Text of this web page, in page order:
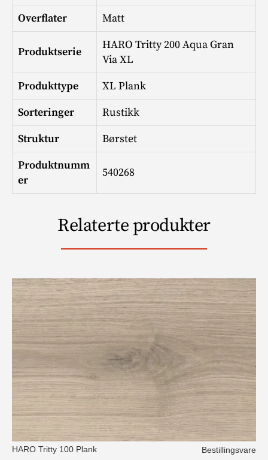
Overflater
Matt
Produktserie
HARO Tritty 200 Aqua Gran
Via XL
Produkttype
XL Plank
Sorteringer
Rustikk
Struktur
Børstet
Produktnumm
er
540268
Relaterte produkter
HARO Tritty 100 Plank
Bestillingsvare